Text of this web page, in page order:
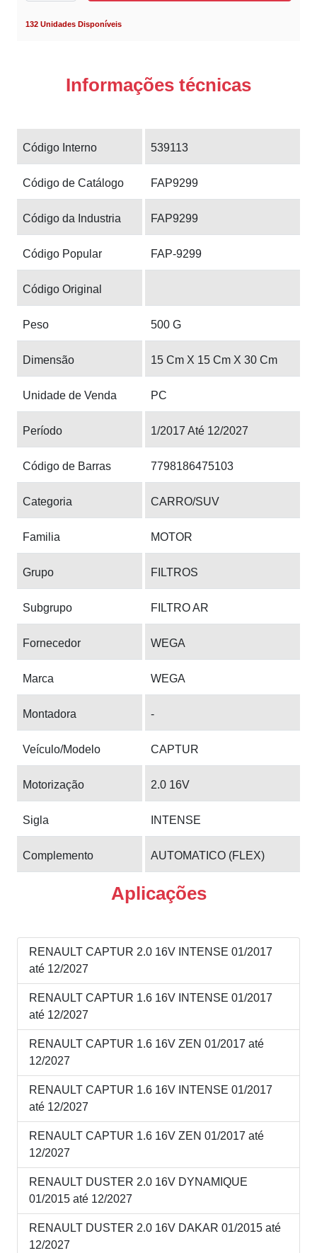
132 Unidades Disponíveis
Informações técnicas
Código Interno 539113
Código de Catálogo FAP9299
Código da Industria FAP9299
Código Popular FAP-9299
Código Original
Peso 500 G
Dimensão 15 Cm X 15 Cm X 30 Cm
Unidade de Venda PC
Período 1/2017 Até 12/2027
Código de Barras 7798186475103
Categoria CARRO/SUV
Familia MOTOR
Grupo FILTROS
Subgrupo FILTRO AR
Fornecedor WEGA
Marca WEGA
Montadora -
Veículo/Modelo CAPTUR
Motorização 2.0 16V
Sigla INTENSE
Complemento AUTOMATICO (FLEX)
Aplicações
RENAULT CAPTUR 2.0 16V INTENSE 01/2017
até 12/2027
RENAULT CAPTUR 1.6 16V INTENSE 01/2017
até 12/2027
RENAULT CAPTUR 1.6 16V ZEN 01/2017 até
12/2027
RENAULT CAPTUR 1.6 16V INTENSE 01/2017
até 12/2027
RENAULT CAPTUR 1.6 16V ZEN 01/2017 até
12/2027
RENAULT DUSTER 2.0 16V DYNAMIQUE
01/2015 até 12/2027
RENAULT DUSTER 2.0 16V DAKAR 01/2015 até
12/2027